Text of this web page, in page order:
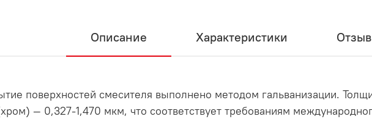
Описание Характеристики
поверхностей смесителя выполнено методом гальванизации.
— 0,327-1,470 мкм, что соответствует требованиям